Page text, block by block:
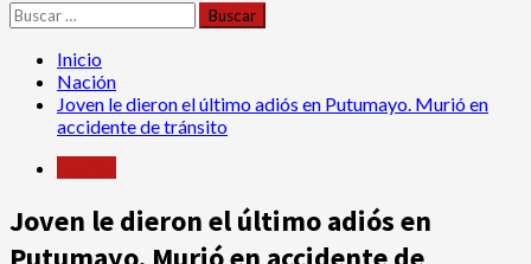
Buscar:
Inicio
Nación
Joven le dieron el último adiós en Putumayo. Murió en
accidente de tránsito
Joven le dieron el último adiós en